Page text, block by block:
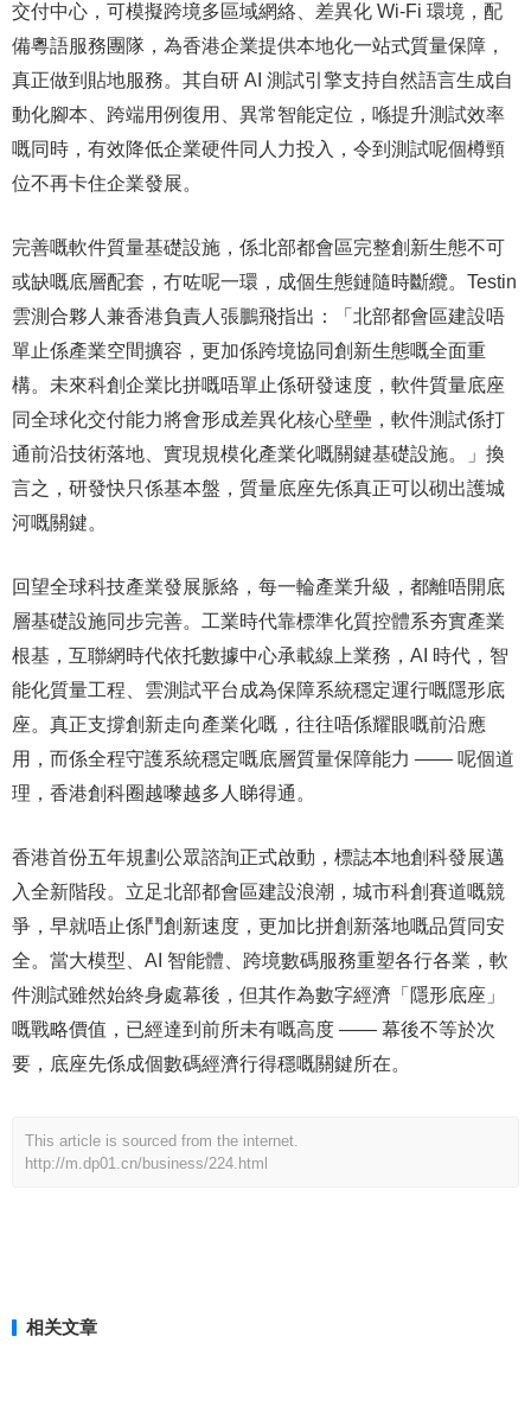
交付中心，可模擬跨境多區域網絡、差異化 Wi-Fi 環境，配
備粵語服務團隊，為香港企業提供本地化一站式質量保障，
真正做到貼地服務。其自研 AI 測試引擎支持自然語言生成自
動化腳本、跨端用例復用、異常智能定位，喺提升測試效率
嘅同時，有效降低企業硬件同人力投入，令到測試呢個樽頸
位不再卡住企業發展。
完善嘅軟件質量基礎設施，係北部都會區完整創新生態不可
或缺嘅底層配套，冇咗呢一環，成個生態鏈隨時斷纜。Testin
雲測合夥人兼香港負責人張鵬飛指出：「北部都會區建設唔
單止係產業空間擴容，更加係跨境協同創新生態嘅全面重
構。未來科創企業比拼嘅唔單止係研發速度，軟件質量底座
同全球化交付能力將會形成差異化核心壁壘，軟件測試係打
通前沿技術落地、實現規模化產業化嘅關鍵基礎設施。」換
言之，研發快只係基本盤，質量底座先係真正可以砌出護城
河嘅關鍵。
回望全球科技產業發展脈絡，每一輪產業升級，都離唔開底
層基礎設施同步完善。工業時代靠標準化質控體系夯實產業
根基，互聯網時代依托數據中心承載線上業務，AI 時代，智
能化質量工程、雲測試平台成為保障系統穩定運行嘅隱形底
座。真正支撐創新走向產業化嘅，往往唔係耀眼嘅前沿應
用，而係全程守護系統穩定嘅底層質量保障能力 —— 呢個道
理，香港創科圈越嚟越多人睇得通。
香港首份五年規劃公眾諮詢正式啟動，標誌本地創科發展邁
入全新階段。立足北部都會區建設浪潮，城市科創賽道嘅競
爭，早就唔止係鬥創新速度，更加比拼創新落地嘅品質同安
全。當大模型、AI 智能體、跨境數碼服務重塑各行各業，軟
件測試雖然始終身處幕後，但其作為數字經濟「隱形底座」
嘅戰略價值，已經達到前所未有嘅高度 —— 幕後不等於次
要，底座先係成個數碼經濟行得穩嘅關鍵所在。
This article is sourced from the internet.
http://m.dp01.cn/business/224.html
相关文章